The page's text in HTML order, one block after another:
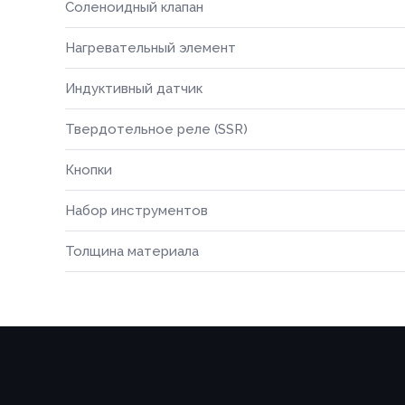
Соленоидный клапан
Нагревательный элемент
Индуктивный датчик
Твердотельное реле (SSR)
Кнопки
Набор инструментов
Толщина материала
Номер